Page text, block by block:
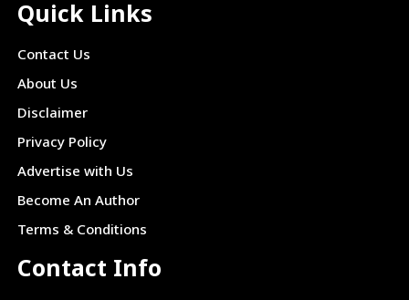
Quick Links
Contact Us
About Us
Disclaimer
Privacy Policy
Advertise with Us
Become An Author
Terms & Conditions
Contact Info